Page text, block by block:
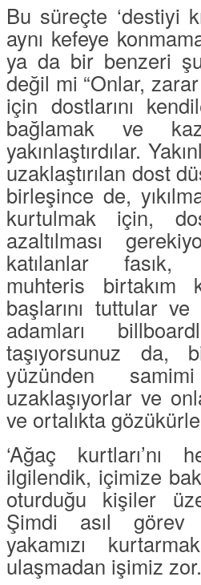
Bu süreçte ‘destiyi
aynı kefeye
ya da bir benzeri
değil mi “Onlar,
için dostlarını
bağlamak ve
yakınlaştırdılar.
uzaklaştırılan dost
birleşince de,
kurtulmak için,
azaltılması
katılanlar
muhteris birtakım
başlarını tuttular
adamları
taşıyorsunuz da,
yüzünden
uzaklaşıyorlar ve
ve ortalıkta
‘Ağaç kurtları’nı
ilgilendik, içimize
oturduğu kişiler
Şimdi asıl görev
yakamızı
ulaşmadan işimiz zor.